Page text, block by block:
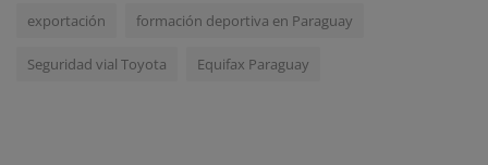
exportación formación deportiva en Paraguay
Seguridad vial Toyota Equifax Paraguay